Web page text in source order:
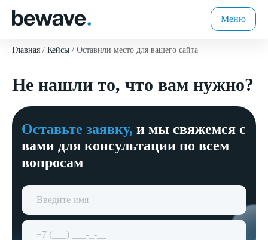
Меню
Главная Кейсы Оставили место для вашего сайта
Не нашли то, что вам нужно?
Оставьте заявку, и мы свяжемся с
вами для консультации по всем
вопросам